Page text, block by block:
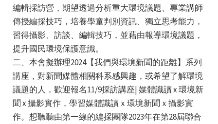
編輯採訪營，期望透過分析重大環境議題、專業講師
傳授編採技巧，培養學童判別資訊、獨立思考能力，
習得攝影、訪談、編輯技巧，並藉由報導環境議題，
提升國民環境保護意識。
二、本會擬辦理2024【我們與環境新聞的距離】系列
講座，對新聞媒體相關科系感興趣，或希望了解環境
議題的人，歡迎報名11/9採訪講座| 媒體識讀 x 環境新
聞 x 攝影實作，學習媒體識讀ｘ環境新聞ｘ攝影實
作。想聽聽由第一線的編採團隊2023年在第28屆聯合